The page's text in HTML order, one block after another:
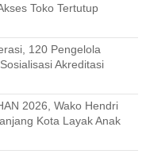
Toko Tertutup
120 Pengelola
Akreditasi
2026, Wako Hendri
Kota Layak Anak